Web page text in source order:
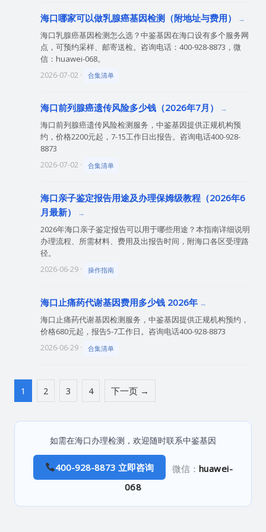
海口哪家可以做乳腺癌基因检测（附地址与费用）
海口乳腺癌基因检测怎么选？中鉴基因在海口设有多个服务网
点，可预约采样、邮寄送检。咨询电话：400-928-8873，微
信：huawei-068。
2026-07-02 · 合集清单
海口前列腺癌遗传风险多少钱（2026年7月）
海口前列腺癌遗传风险检测服务，中鉴基因提供正规机构预
约，价格2200元起，7-15工作日出报告。咨询电话400-928-
8873
2026-07-02 · 合集清单
海口亲子鉴定报告用途及办理保姆级教程（2026年6
月最新）
2026年海口亲子鉴定报告可以用于哪些用途？本指南详细说明
办理流程、所需材料、费用及出报告时间，附海口各区受理路
径。
2026-06-29 · 操作指南
海口止痛药代谢基因费用多少钱 2026年
海口止痛药代谢基因检测服务，中鉴基因提供正规机构预约，
价格680元起，报告5-7工作日。咨询电话400-928-8873
2026-06-29 · 合集清单
1 2 3 4 下一页 →
如需在海口办理检测，欢迎随时联系中鉴基因
400-928-8873 立即咨询 微信： huawei-
068